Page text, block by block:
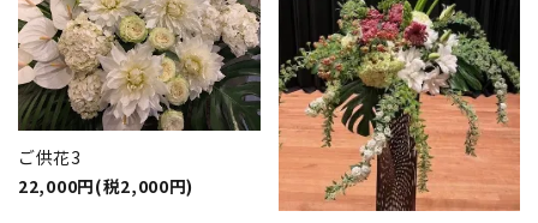
ご供花3
22,000円(税2,000円)